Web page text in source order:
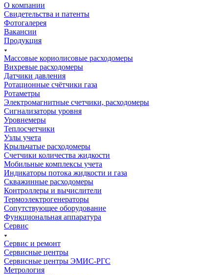
О компании
Свидетельства и патенты
Фотогалерея
Вакансии
Продукция
Массовые кориолисовые расходомеры
Вихревые расходомеры
Датчики давления
Ротационные счётчики газа
Ротаметры
Электромагнитные счетчики, расходомеры
Сигнализаторы уровня
Уровнемеры
Теплосчетчики
Узлы учета
Крыльчатые расходомеры
Счетчики количества жидкости
Мобильные комплексы учета
Индикаторы потока жидкости и газа
Скважинные расходомеры
Контроллеры и вычислители
Термоэлектрогенераторы
Сопутствующее оборудование
Функциональная аппаратура
Сервис
Сервис и ремонт
Сервисные центры
Сервисные центры ЭМИС-РГС
Метрология